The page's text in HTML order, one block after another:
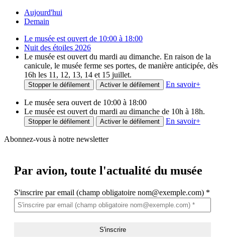
Aujourd'hui
Demain
Le musée est ouvert de 10:00 à 18:00
Nuit des étoiles 2026
Le musée est ouvert du mardi au dimanche. En raison de la
canicule, le musée ferme ses portes, de manière anticipée, dès
16h les 11, 12, 13, 14 et 15 juillet.
Stopper le défilement Activer le défilement En savoir+
Le musée sera ouvert de 10:00 à 18:00
Le musée est ouvert du mardi au dimanche de 10h à 18h.
Stopper le défilement Activer le défilement En savoir+
Abonnez-vous à notre newsletter
Par avion, toute l'actualité du musée
S'inscrire par email (champ obligatoire nom@exemple.com) *